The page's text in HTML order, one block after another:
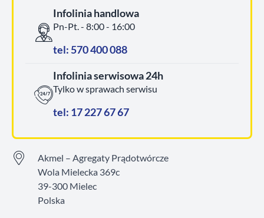
Infolinia handlowa
Pn-Pt. - 8:00 - 16:00
tel: 570 400 088
Infolinia serwisowa 24h
Tylko w sprawach serwisu
tel: 17 227 67 67
Akmel – Agregaty Prądotwórcze
Wola Mielecka 369c
39-300 Mielec
Polska